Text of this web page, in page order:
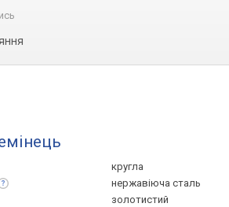
кругла
нержавіюча сталь
золотистий